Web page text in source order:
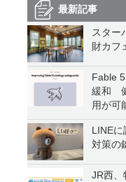
最新記事
スター
財カフ
Fable
緩和
用が可
LINEに
対策の
JR西、